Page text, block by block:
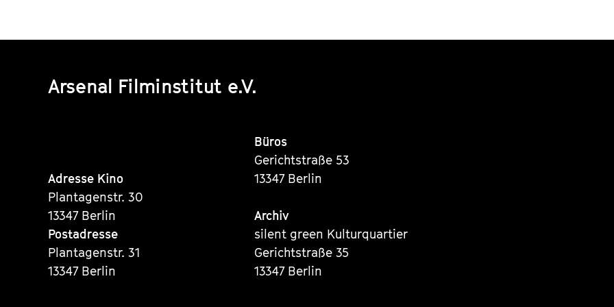
Arsenal Filminstitut e.V.
Adresse Kino
Plantagenstr. 30
13347 Berlin
Postadresse
Plantagenstr. 31
13347 Berlin
Büros
Gerichtstraße 53
13347 Berlin
Archiv
silent green Kulturquartier
Gerichtstraße 35
13347 Berlin